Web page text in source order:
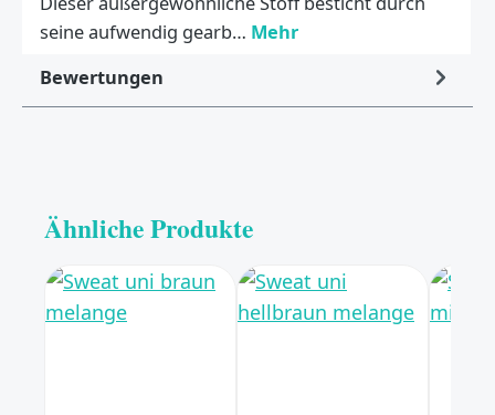
seine aufwendig gearb… Mehr
Bewertungen
Ähnliche Produkte